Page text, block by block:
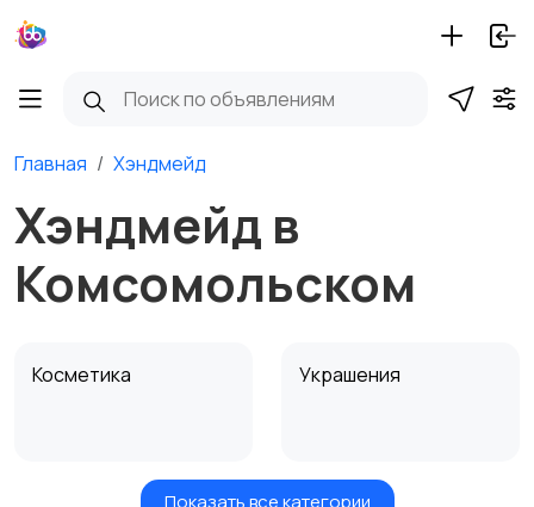
Главная Хэндмейд
Хэндмейд в
Комсомольском
Косметика Украшения
Показать все категории